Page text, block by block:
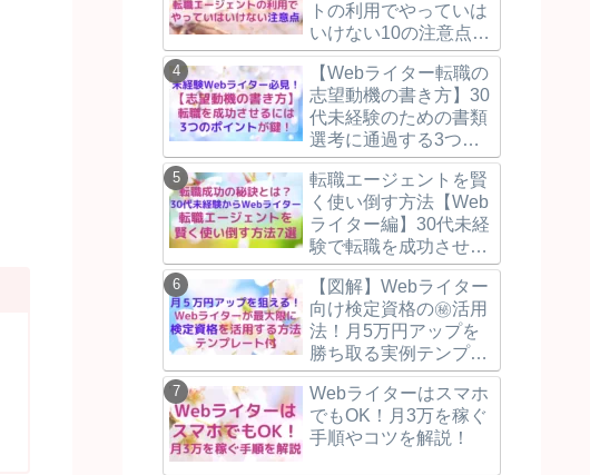
トの利用でやっていは
いけない10の注意点と
失敗しないために押え
るべき3つのポイント
を解説！
【Webライター転職の
志望動機の書き方】30
代未経験のための書類
選考に通過する3つの
ポイントを例文付で解
説！
転職エージェントを賢
く使い倒す方法【Web
ライター編】30代未経
験で転職を成功させる
3つの秘訣！
【図解】Webライター
向け検定資格の㊙活用
法！月5万円アップを
勝ち取る実例テンプレ
付！
Webライターはスマホ
でもOK！月3万を稼ぐ
手順やコツを解説！